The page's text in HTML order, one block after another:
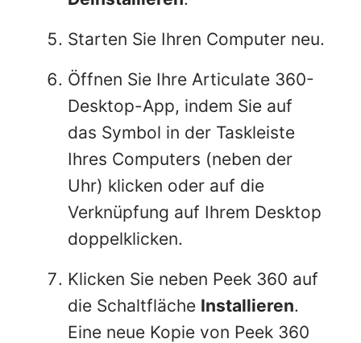
Starten Sie Ihren Computer neu.
Öffnen Sie Ihre Articulate 360-
Desktop-App, indem Sie auf
das Symbol in der Taskleiste
Ihres Computers (neben der
Uhr) klicken oder auf die
Verknüpfung auf Ihrem Desktop
doppelklicken.
Klicken Sie neben Peek 360 auf
die Schaltfläche Installieren.
Eine neue Kopie von Peek 360